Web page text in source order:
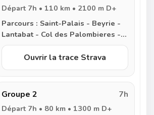
Départ 7h • 110 km • 2100 m D+
Parcours :
Lantabat - Col des Palombieres -
Jaxue - Saint Jean Pied de Port -
Saint Étienne de Baigorry - Col
d’Ispeguy - Saint Étienne de
Irissarry - Iholdy - Armendarits -
Meharin - Garris - Saint-Palais
Ouvrir la trace Strava
Groupe 2 7h
Départ 7h • 80 km • 1300 m D+